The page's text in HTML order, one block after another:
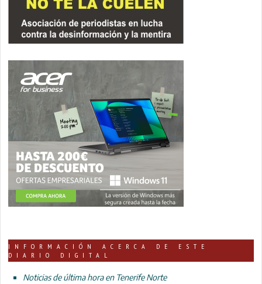
INFORMACIÓN ACERCA DE ESTE
DIARIO DIGITAL
Noticias de última hora en Tenerife Norte